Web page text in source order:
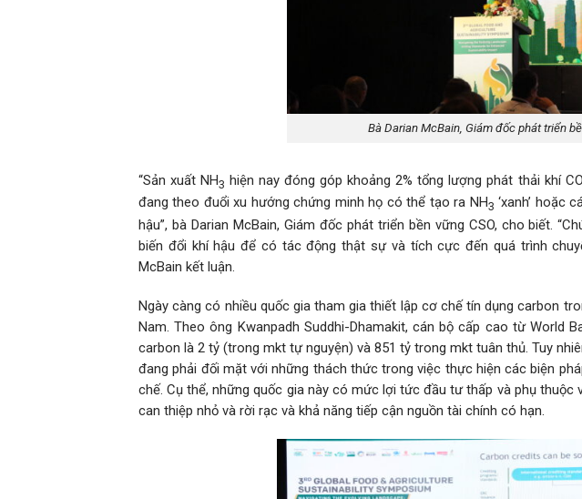
Bà Darian McBain, Giám đốc phát triển
“Sản xuất NH3 hiện nay đóng góp khoảng 2% tổng lượng phát thải khí CO
đang theo đuổi xu hướng chứng minh họ có thể tạo ra NH3 ‘xanh’ hoặc
hậu”, bà Darian McBain, Giám đốc phát triển bền vững CSO, cho biết.
biến đổi khí hậu để có tác động thật sự và tích cực đến quá trình
McBain kết luận.
Ngày càng có nhiều quốc gia tham gia thiết lập cơ chế tín dụng carbon
Nam. Theo ông Kwanpadh Suddhi-Dhamakit, cán bộ cấp cao từ World
carbon là 2 tỷ (trong mkt tự nguyện) và 851 tỷ trong mkt tuân thủ. Tuy
đang phải đối mặt với những thách thức trong việc thực hiện các biện
chế. Cụ thể, những quốc gia này có mức lợi tức đầu tư thấp và phụ
can thiệp nhỏ và rời rạc và khả năng tiếp cận nguồn tài chính có hạn.